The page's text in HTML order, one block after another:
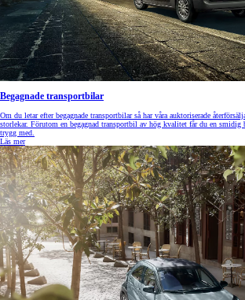
Begagnade transportbilar
Om du letar efter begagnade transportbilar så har våra auktoriserade
storlekar. Förutom en begagnad transportbil av hög kvalitet får du en smidig
trygg med.
Läs mer